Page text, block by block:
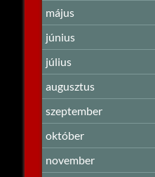
május
június
július
augusztus
szeptember
október
november